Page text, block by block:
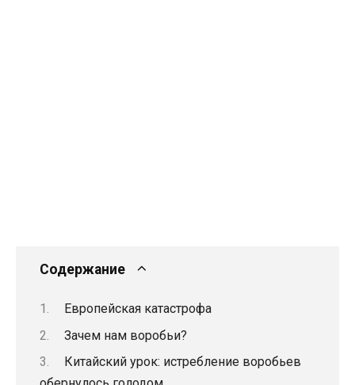
Содержание
Европейская катастрофа
Зачем нам воробьи?
Китайский урок: истребление воробьев